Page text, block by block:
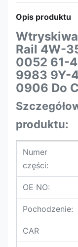
Opis produktu
Rail 4W-
0052 61-
9983 9Y-
0906 Do
produktu:
Numer
części:
OE NO:
Pochodzenie:
CAR